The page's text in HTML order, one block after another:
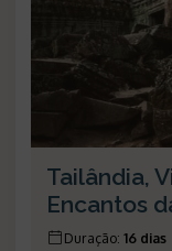
Tailândia,
Encantos
Duração: 16 dias